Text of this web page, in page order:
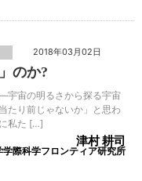
2018年03月02日
のか?
宇宙の明るさから探る宇宙
たり前じゃないか」と思わ
私た […]
津村 耕司
学際科学フロンティア研究所